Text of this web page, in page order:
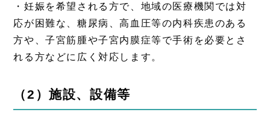
・妊娠を希望される方で、地域の医療機関では対
応が困難な、糖尿病、高血圧等の内科疾患のある
方や、子宮筋腫や子宮内膜症等で手術を必要とさ
れる方などに広く対応します。
（2）施設、設備等